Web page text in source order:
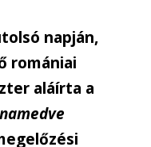
napján,
romániai
aláírta a